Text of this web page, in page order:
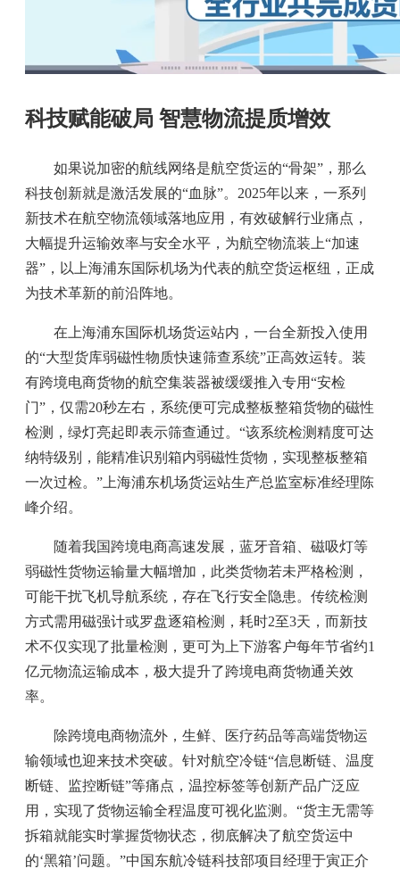
科技赋能破局 智慧物流提质增效
如果说加密的航线网络是航空货运的“骨架”，那么
科技创新就是激活发展的“血脉”。2025年以来，一系列
新技术在航空物流领域落地应用，有效破解行业痛点，
大幅提升运输效率与安全水平，为航空物流装上“加速
器”，以上海浦东国际机场为代表的航空货运枢纽，正成
为技术革新的前沿阵地。
在上海浦东国际机场货运站内，一台全新投入使用
的“大型货库弱磁性物质快速筛查系统”正高效运转。装
有跨境电商货物的航空集装器被缓缓推入专用“安检
门”，仅需20秒左右，系统便可完成整板整箱货物的磁性
检测，绿灯亮起即表示筛查通过。“该系统检测精度可达
纳特级别，能精准识别箱内弱磁性货物，实现整板整箱
一次过检。”上海浦东机场货运站生产总监室标准经理陈
峰介绍。
随着我国跨境电商高速发展，蓝牙音箱、磁吸灯等
弱磁性货物运输量大幅增加，此类货物若未严格检测，
可能干扰飞机导航系统，存在飞行安全隐患。传统检测
方式需用磁强计或罗盘逐箱检测，耗时2至3天，而新技
术不仅实现了批量检测，更可为上下游客户每年节省约1
亿元物流运输成本，极大提升了跨境电商货物通关效
率。
除跨境电商物流外，生鲜、医疗药品等高端货物运
输领域也迎来技术突破。针对航空冷链“信息断链、温度
断链、监控断链”等痛点，温控标签等创新产品广泛应
用，实现了货物运输全程温度可视化监测。“货主无需等
拆箱就能实时掌握货物状态，彻底解决了航空货运中
的‘黑箱’问题。”中国东航冷链科技部项目经理于寅正介